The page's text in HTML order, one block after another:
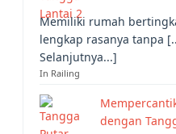
Memiliki rumah
lengkap rasanya tanpa
Selanjutnya...]
In Railing
dengan